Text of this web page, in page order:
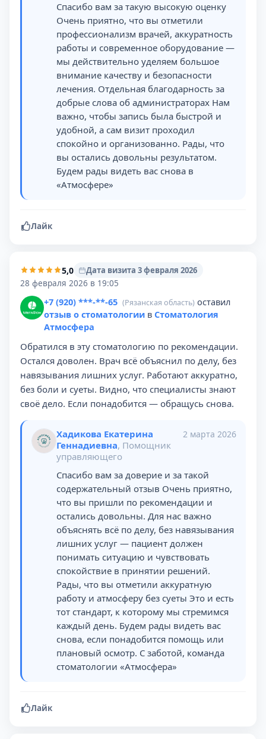
Спасибо вам за такую высокую оценку
Очень приятно, что вы отметили
профессионализм врачей, аккуратность
работы и современное оборудование —
мы действительно уделяем большое
внимание качеству и безопасности
лечения. Отдельная благодарность за
добрые слова об администраторах Нам
важно, чтобы запись была быстрой и
удобной, а сам визит проходил
спокойно и организованно. Рады, что
вы остались довольны результатом.
Будем рады видеть вас снова в
«Атмосфере»
Лайк
5,0
Дата визита 3 февраля 2026
28 февраля 2026 в 19:05
+7 (920) ***-**-65 (Рязанская область) оставил
отзыв о стоматологии в Стоматология
Атмосфера
Обратился в эту стоматологию по рекомендации.
Остался доволен. Врач всё объяснил по делу, без
навязывания лишних услуг. Работают аккуратно,
без боли и суеты. Видно, что специалисты знают
своё дело. Если понадобится — обращусь снова.
Хадикова Екатерина
Геннадиевна, Помощник
управляющего
2 марта 2026
Спасибо вам за доверие и за такой
содержательный отзыв Очень приятно,
что вы пришли по рекомендации и
остались довольны. Для нас важно
объяснять всё по делу, без навязывания
лишних услуг — пациент должен
понимать ситуацию и чувствовать
спокойствие в принятии решений.
Рады, что вы отметили аккуратную
работу и атмосферу без суеты Это и есть
тот стандарт, к которому мы стремимся
каждый день. Будем рады видеть вас
снова, если понадобится помощь или
плановый осмотр. С заботой, команда
стоматологии «Атмосфера»
Лайк